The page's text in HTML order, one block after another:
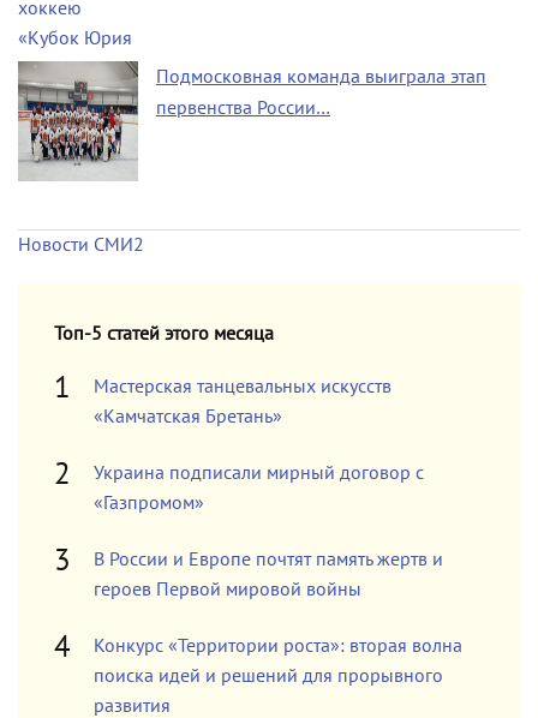
Подмосковная команда выиграла этап
первенства России…
Новости СМИ2
Топ-5 статей этого месяца
Мастерская танцевальных искусств
«Камчатская Бретань»
Украина подписали мирный договор с
«Газпромом»
В России и Европе почтят память жертв и
героев Первой мировой войны
Конкурс «Территории роста»: вторая волна
поиска идей и решений для прорывного
развития